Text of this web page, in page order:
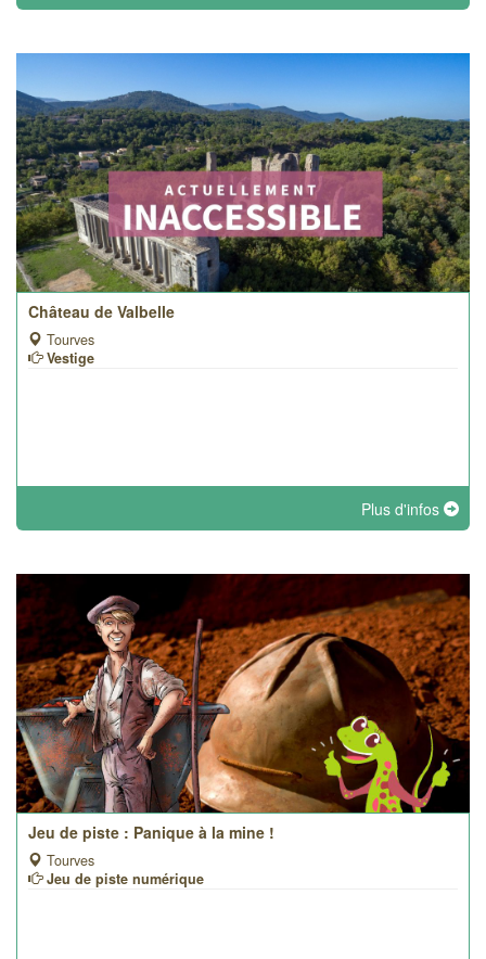
Château de Valbelle
Tourves
Vestige
Plus d'infos
Jeu de piste : Panique à la mine !
Tourves
Jeu de piste numérique